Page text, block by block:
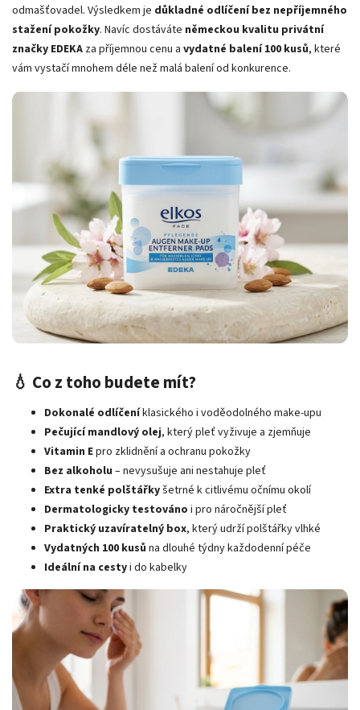
odmašťovadel. Výsledkem je důkladné odlíčení bez nepříjemného
stažení pokožky. Navíc dostáváte německou kvalitu privátní
značky EDEKA za příjemnou cenu a vydatné balení 100 kusů, které
vám vystačí mnohem déle než malá balení od konkurence.
💧 Co z toho budete mít?
Dokonalé odlíčeníklasického i voděodolného make-upu
Pečující mandlový olej, který pleť vyživuje a zjemňuje
Vitamin Epro zklidnění a ochranu pokožky
Bez alkoholu – nevysušuje ani nestahuje pleť
Extra tenké polštářkyšetrné k citlivému očnímu okolí
Dermatologicky testováno i pro náročnější pleť
Praktický uzavíratelný box, který udrží polštářky vlhké
Vydatných 100 kusů na dlouhé týdny každodenní péče
Ideální na cestyi do kabelky